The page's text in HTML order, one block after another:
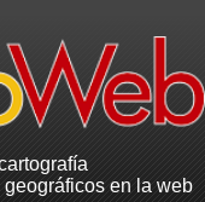
en la web